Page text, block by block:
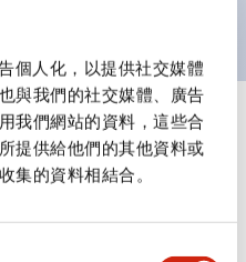
個人化，以提供社交媒體
與我們的社交媒體、廣告
我們網站的資料，這些合
提供給他們的其他資料或
集的資料相結合。
顯示全部